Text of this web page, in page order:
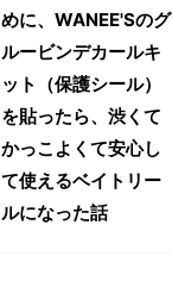
めに、WANEE'Sのグ
ルービンデカールキ
ット（保護シール）
を貼ったら、渋くて
かっこよくて安心し
て使えるベイトリー
ルになった話